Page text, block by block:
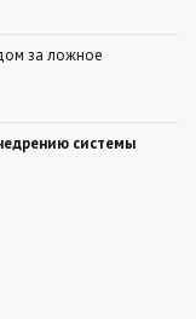
за ложное
системы